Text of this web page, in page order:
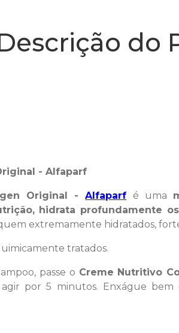
do
- Alfaparf
Original -Alfaparf é uma
hidrata profundamente
extremamente hidratados,
tratados.
passe o Creme Nutritivo
por 5 minutos. Enxágue